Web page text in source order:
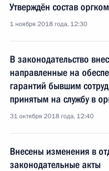
Утверждён состав
1 ноября 2018 года, 12:30
В законодательство
направленные на
гарантий бывшим
принятым на службу в
31 октября 2018 года, 12:40
Внесены изменения в
законодательные акты